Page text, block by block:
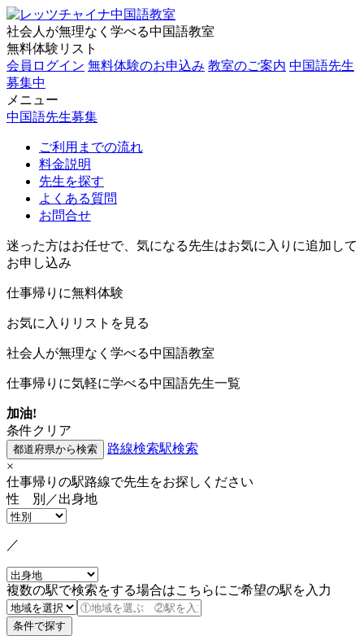
社会人が無理なく学べる中国語教室
無料体験リスト
会員ログイン 無料体験のお申込み 教室のご案内 中国語先生
募集中
メニュー
中国語先生募集
ご利用までの流れ
料金説明
先生を探す
よくある質問
お問合せ
迷った方はお任せで、気になる先生はお気に入りに追加して
お申し込み
仕事帰りに無料体験
お気に入りリストを見る
社会人が無理なく学べる中国語教室
仕事帰りに気軽に学べる中国語先生一覧
加油!
条件クリア
路線検索駅検索
×
仕事帰りの駅路線で先生をお探しください
性 別／出身地
／
複数の駅で検索をする場合はこちらにご希望の駅を入力